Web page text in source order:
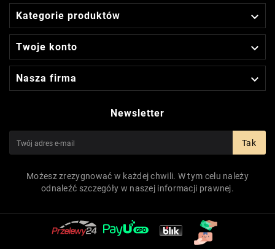
Kategorie produktów 
Twoje konto 
Nasza firma 
Newsletter
Tak
Możesz zrezygnować w każdej chwili. W tym celu należy
odnaleźć szczegóły w naszej informacji prawnej.